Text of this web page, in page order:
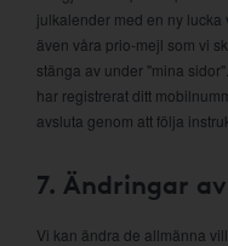
julkalender med en ny
även våra prio-mejl som vi
stänga av under "mina
har registrerat ditt
avsluta genom att följa
7. Ändringar
Vi kan ändra de allmänna